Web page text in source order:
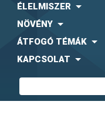
ÉLELMISZER
NÖVÉNY
ÁTFOGÓ TÉMÁK
KAPCSOLAT